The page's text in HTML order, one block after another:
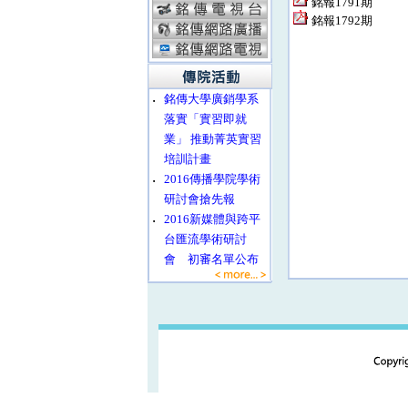
‧
銘傳大學廣銷學系
落實「實習即就
業」 推動菁英實習
培訓計畫
‧
2016傳播學院學術
研討會搶先報
‧
2016新媒體與跨平
台匯流學術研討
會 初審名單公布
銘報1792期